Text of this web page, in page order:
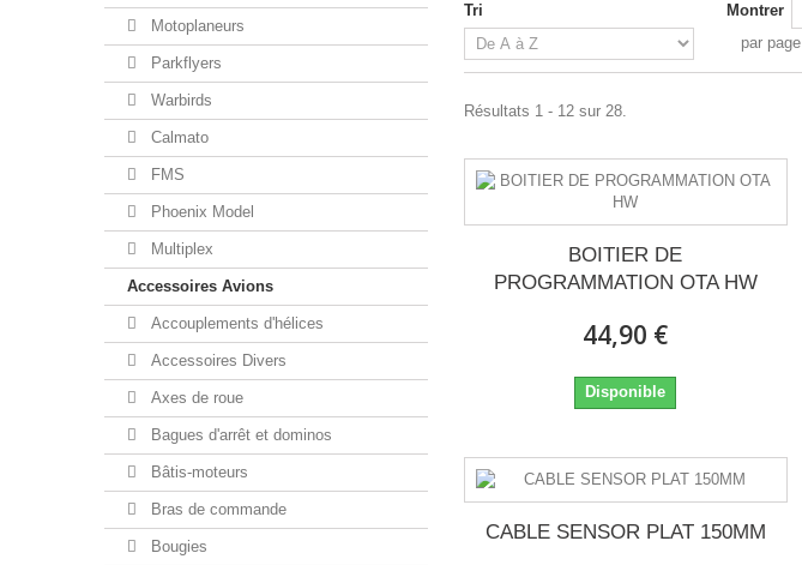
Motoplaneurs
Parkflyers
Warbirds
Calmato
FMS
Phoenix Model
Multiplex
Accessoires Avions
Accouplements d'hélices
Accessoires Divers
Axes de roue
Bagues d'arrêt et dominos
Bâtis-moteurs
Bras de commande
Bougies
Tri
Montrer
par page
Résultats 1 - 12 sur 28.
BOITIER DE
PROGRAMMATION OTA HW
44,90 €
Disponible
CABLE SENSOR PLAT 150MM